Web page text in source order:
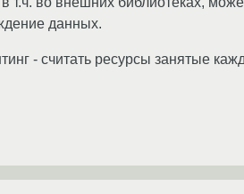
данных.
- считать ресурсы занятые